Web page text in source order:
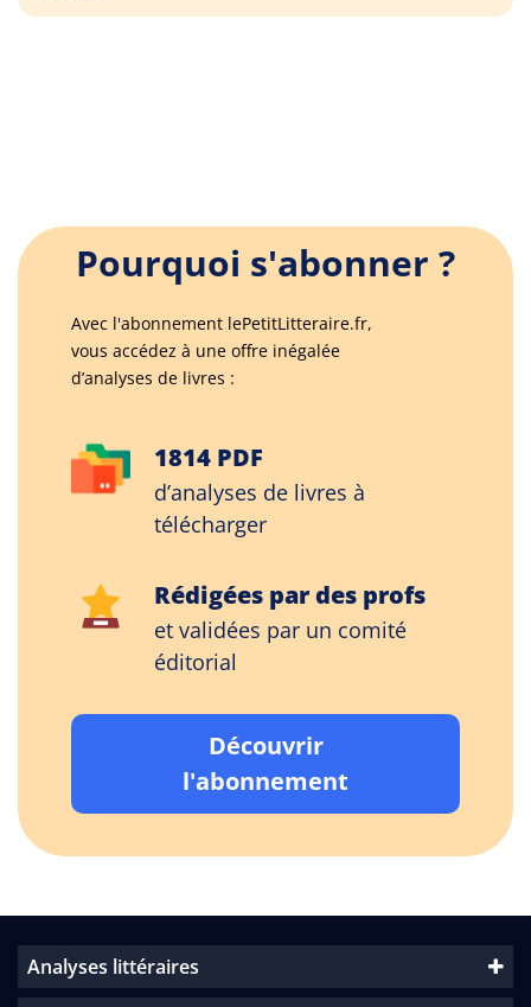
Pourquoi s'abonner ?
Avec l'abonnement lePetitLitteraire.fr,
vous accédez à une offre inégalée
d’analyses de livres :
1814 PDF
d’analyses de livres à
télécharger
Rédigées par des profs
et validées par un comité
éditorial
Découvrir
l'abonnement
Analyses littéraires